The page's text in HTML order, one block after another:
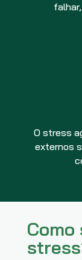
O stress
externos